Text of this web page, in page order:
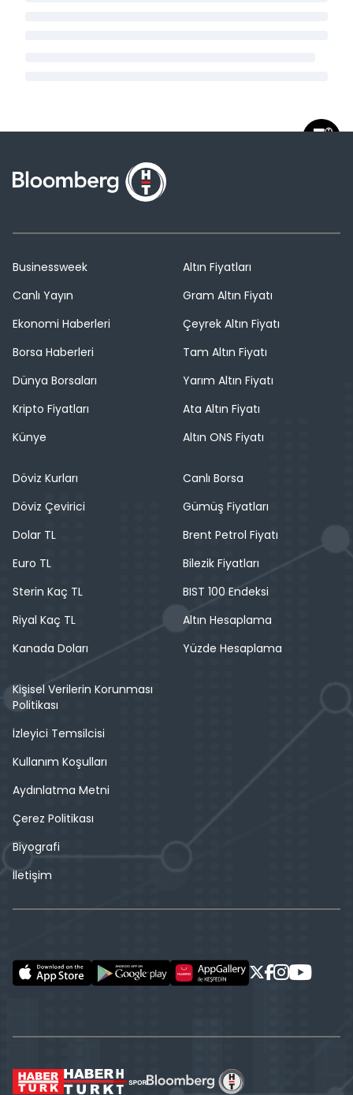
Businessweek
Canlı Yayın
Ekonomi Haberleri
Borsa Haberleri
Dünya Borsaları
Kripto Fiyatları
Künye
Altın Fiyatları
Gram Altın Fiyatı
Çeyrek Altın Fiyatı
Tam Altın Fiyatı
Yarım Altın Fiyatı
Ata Altın Fiyatı
Altın ONS Fiyatı
Döviz Kurları
Döviz Çevirici
Dolar TL
Euro TL
Sterin Kaç TL
Riyal Kaç TL
Kanada Doları
Canlı Borsa
Gümüş Fiyatları
Brent Petrol Fiyatı
Bilezik Fiyatları
BIST 100 Endeksi
Altın Hesaplama
Yüzde Hesaplama
Kişisel Verilerin Korunması
Politikası
İzleyici Temsilcisi
Kullanım Koşulları
Aydınlatma Metni
Çerez Politikası
Biyografi
İletişim